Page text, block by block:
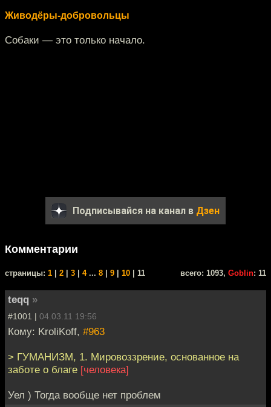
Живодёры-добровольцы
Собаки — это только начало.
Подписывайся на канал в Дзен
Комментарии
cтраницы: 1 2 3 4... 8 9 10 | 11 всего: 1093, Goblin: 11
teqq »
#1001 | 04.03.11 19:56
Кому: KroliKoff, #963
> ГУМАНИЗМ, 1. Мировоззрение, основанное на
заботе о благе [человека]
Уел ) Тогда вообще нет проблем